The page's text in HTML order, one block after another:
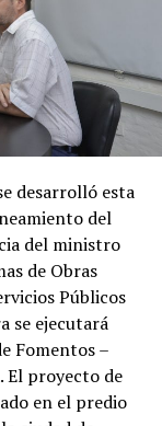
desarrolló esta
del
del ministro
de Obras
Públicos
se ejecutará
Fomentos –
El proyecto de
en el predio